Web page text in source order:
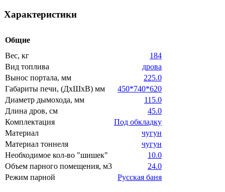
Характеристики
Общие
Вес, кг
184
Вид топлива
дрова
Вынос портала, мм
225.0
Габариты печи, (ДхШхВ) мм
450*740*620
Диаметр дымохода, мм
115.0
Длина дров, см
45.0
Комплектация
Под обкладку
Материал
чугун
Материал тоннеля
чугун
Необходимое кол-во "шишек"
10.0
Объем парного помещения, м3
24.0
Режим парной
Русская баня